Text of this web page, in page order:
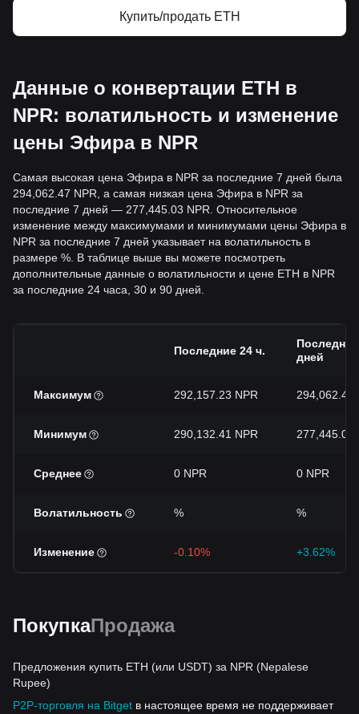
Купить/продать ETH
Данные о конвертации ETH в
NPR: волатильность и изменение
цены Эфира в NPR
Самая высокая цена Эфира в NPR за последние 7 дней была
294,062.47 NPR, а самая низкая цена Эфира в NPR за
последние 7 дней — 277,445.03 NPR. Относительное
изменение между максимумами и минимумами цены Эфира в
NPR за последние 7 дней указывает на волатильность в
размере %. В таблице выше вы можете посмотреть
дополнительные данные о волатильности и цене ETH в NPR
за последние 24 часа, 30 и 90 дней.
Последние 24 ч.
дней
Максимум 292,157.23 NPR 294,062.47
Минимум 290,132.41 NPR 277,445.03
Среднее 0 NPR 0 NPR
Волатильность % %
Изменение -0.10% +3.62%
ПокупкаПродажа
Предложения купить ETH (или USDT) за NPR (Nepalese
Rupee)
P2P-торговля на Bitget в настоящее время не поддерживает